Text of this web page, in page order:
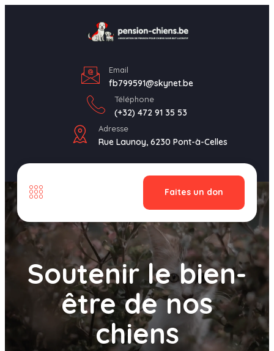
Email
fb799591@skynet.be
Téléphone
(+32) 472 91 35 53
Adresse
Rue Launoy, 6230 Pont-à-Celles
Faites un don
Soutenir le bien-
être de nos
chiens